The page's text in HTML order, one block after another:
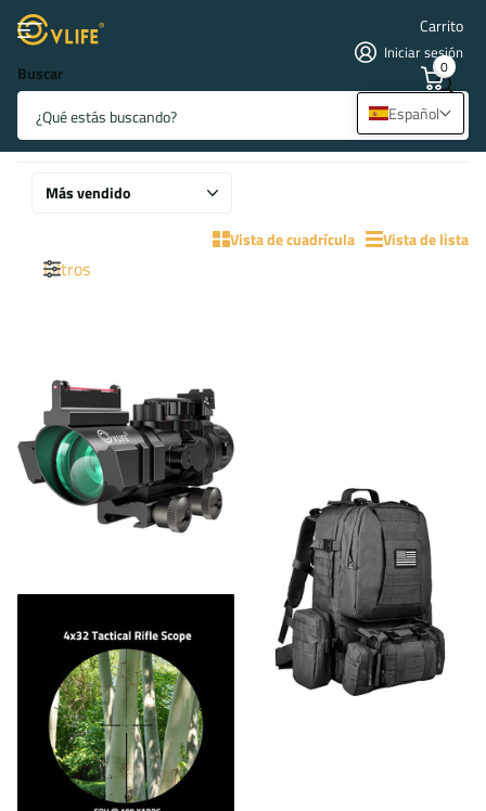
Buscar
Iniciar sesión
Carrito
0
Josh Jordan
4 productos
Vista de cuadrícula Vista de lista
Filtros
Español